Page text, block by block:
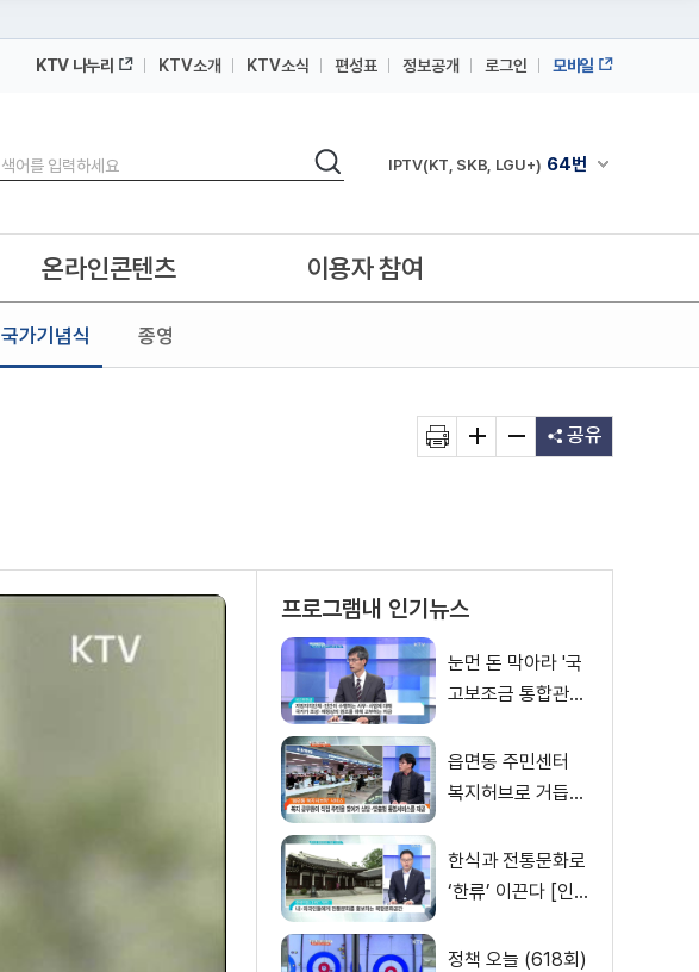
KTV 나누리 KTV소개 KTV소식 편성표 정보공개 로그인 모바일
검색
검색 채널안내 펼쳐
IPTV(KT, SKB, LGU+) 64번
IPTV(KT, SKB, LGU+)
국가기념식 종영
온라인콘텐츠 이용자 참여
공유
프로그램내 인기뉴스
눈먼 돈 막아라 '국
고보조금 통합관리
[경제인사이드]
읍면동 주민센터
복지허브로 거듭나
한식과 전통문화로
‘한류’ 이끈다 [인
정책 오늘 (618회)